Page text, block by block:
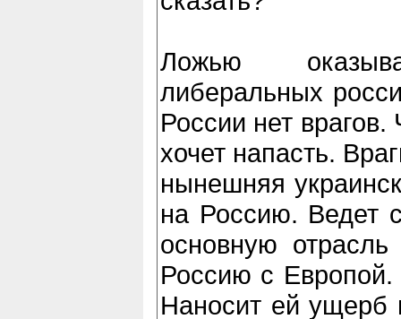
Ложью
либеральных
России нет
хочет напасть.
нынешняя
на Россию. Ведет
основную
Россию с
Наносит ей